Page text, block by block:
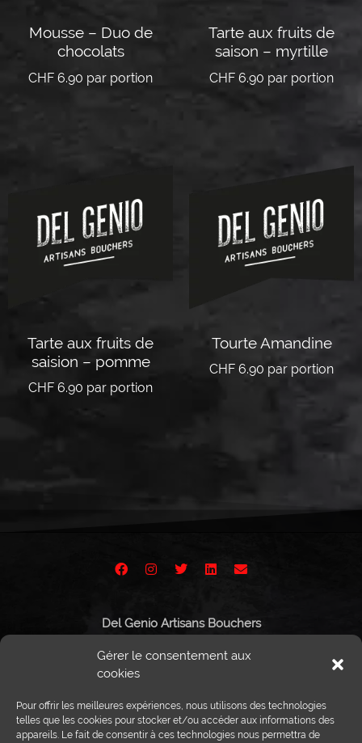
Gérer le consentement aux
cookies
Pour offrir les meilleures expériences, nous utilisons des technologies
telles que les cookies pour stocker et/ou accéder aux informations des
appareils. Le fait de consentir à ces technologies nous permettra de
Mousse – Duo de
chocolats
CHF 6.90 par portion
Tarte aux fruits de
saison – myrtille
CHF 6.90 par portion
Tarte aux fruits de
saision – pomme
CHF 6.90 par portion
Tourte Amandine
CHF 6.90 par portion
Del Genio Artisans Bouchers
1950 Sion